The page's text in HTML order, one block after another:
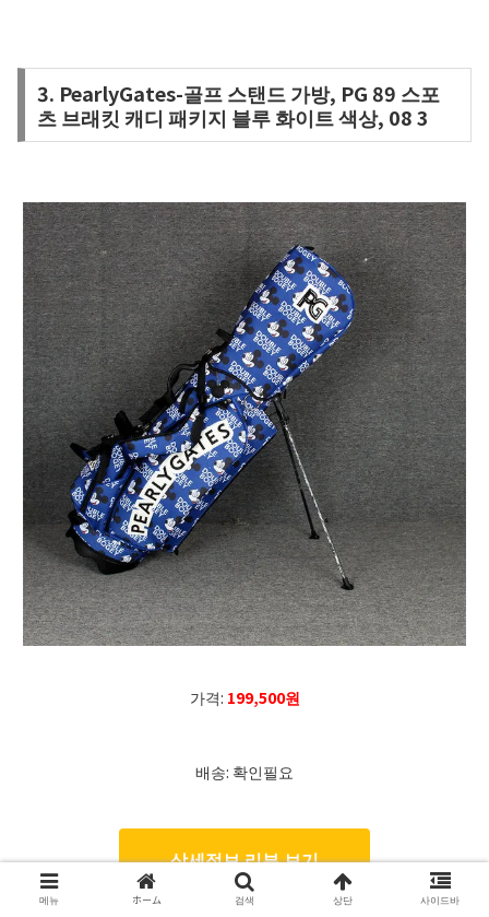
3. PearlyGates-골프 스탠드 가방, PG 89 스포
츠 브래킷 캐디 패키지 블루 화이트 색상, 08 3
가격: 199,500원
배송: 확인필요
상세정보 리뷰 보기
메뉴 ホーム 검색 상단 사이드바